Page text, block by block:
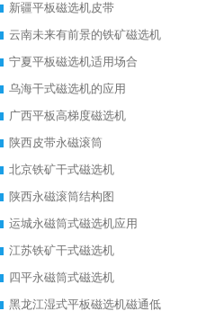
新疆平板磁选机皮带
云南未来有前景的铁矿磁选机
宁夏平板磁选机适用场合
乌海干式磁选机的应用
广西平板高梯度磁选机
陕西皮带永磁滚筒
北京铁矿干式磁选机
陕西永磁滚筒结构图
运城永磁筒式磁选机应用
江苏铁矿干式磁选机
四平永磁筒式磁选机
黑龙江湿式平板磁选机磁通低